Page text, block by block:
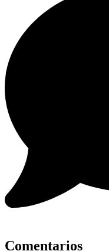
Comentarios